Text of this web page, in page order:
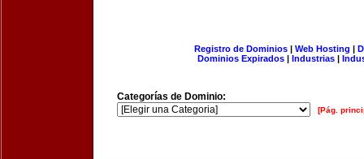
Registro de Dominios| Web Hosting |
Dominios Expirados | Industrias |
Categorías de Dominio:
[Pág.